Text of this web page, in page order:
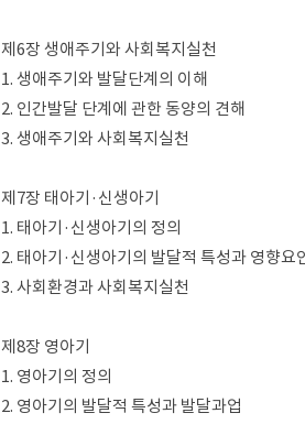
제6장 생애주기와 사회복지실천
1. 생애주기와 발달단계의 이해
2. 인간발달 단계에 관한 동양의 견해
3. 생애주기와 사회복지실천
제7장 태아기·신생아기
1. 태아기·신생아기의 정의
2. 태아기·신생아기의 발달적 특성과 영향요
3. 사회환경과 사회복지실천
제8장 영아기
1. 영아기의 정의
2. 영아기의 발달적 특성과 발달과업